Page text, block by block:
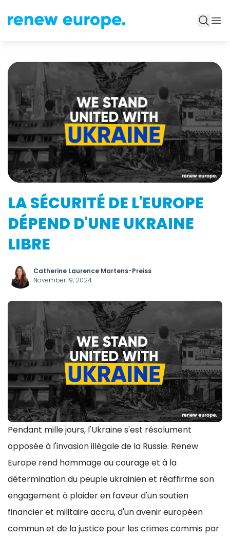
LA SÉCURITÉ DE L'EUROPE
DÉPEND D'UNE UKRAINE
LIBRE
Catherine Laurence Martens-Preiss
November 19, 2024
Pendant mille jours, l'Ukraine s'est résolument
opposée à l'invasion illégale de la Russie. Renew
Europe rend hommage au courage et à la
détermination du peuple ukrainien et réaffirme son
engagement à plaider en faveur d'un soutien
financier et militaire accru, d'un avenir européen
commun et de la justice pour les crimes commis par